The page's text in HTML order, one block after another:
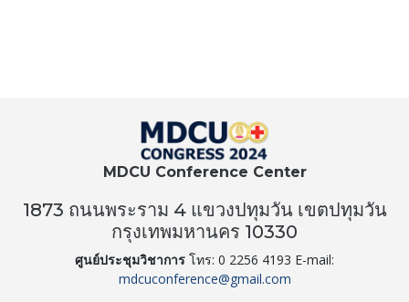
MDCU Conference Center
1873 ถนนพระราม 4 แขวงปทุมวัน เขตปทุมวัน
กรุงเทพมหานคร 10330
ศูนย์ประชุมวิชาการ โทร: 0 2256 4193 E-mail:
mdcuconference@gmail.com